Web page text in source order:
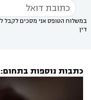
במשלוח הטופס אני מסכים לקבל
דין
כתבות נוספות בתחום: